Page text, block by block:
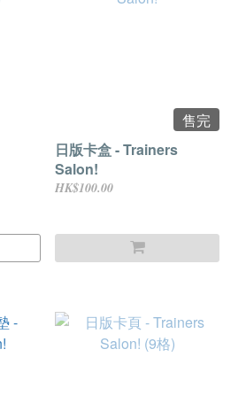
售完
日版卡盒 - Trainers
Salon!
HK$100.00